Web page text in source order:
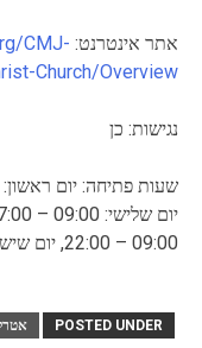
אתר אינטרנט: CMJ-
Church/Overview
נגישות: כן
09:00 – 22:00, יום שישי: סגור, יום שבת: 09:00 – 17:00
POSTED UNDER